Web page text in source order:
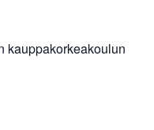
kauppakorkeakoulun